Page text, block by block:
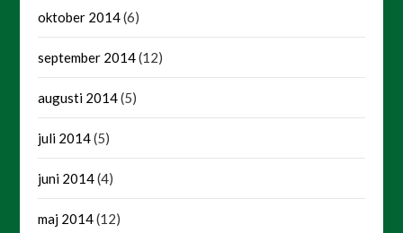
oktober 2014(6)
september 2014(12)
augusti 2014(5)
juli 2014(5)
juni 2014(4)
maj 2014(12)